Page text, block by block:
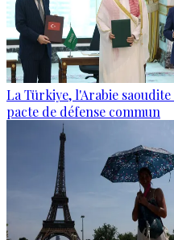
La Türkiye, l'Arabie
pacte de défense commun